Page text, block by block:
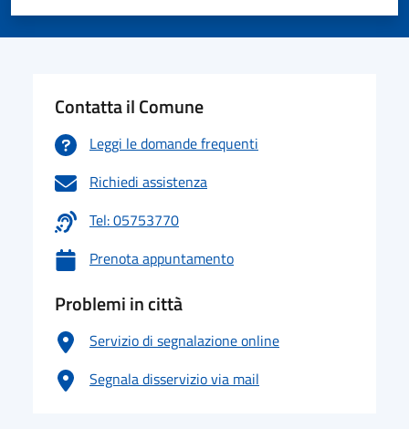
Valuta 5 stelle su 5
Valuta 4 stelle su 5
Valuta 3 stelle su 5
Valuta 2 stelle su 5
Valuta 1 stelle su 5
Contatta il Comune
Leggi le domande frequenti
Richiedi assistenza
Tel: 05753770
Prenota appuntamento
Problemi in città
Servizio di segnalazione online
Segnala disservizio via mail